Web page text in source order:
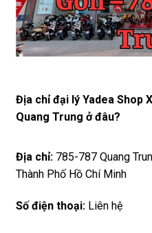
Địa chỉ đại lý Yadea Shop
Quang Trung ở đâu?
Địa chỉ: 785-787 Quang
Thành Phố Hồ Chí Minh
Số điện thoại: Liên hệ